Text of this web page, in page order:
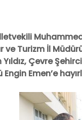
ve Turizm İl
Çevre
Engin Emen’e